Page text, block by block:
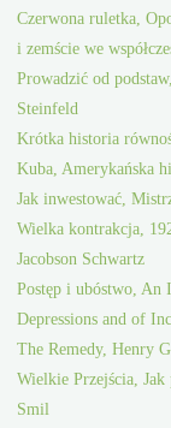
Czerwona ruletka,
i zemście we
Prowadzić od
Steinfeld
Krótka historia
Kuba, Amerykańska
Jak inwestować,
Wielka kontrakcja,
Jacobson Schwartz
Postęp i ubóstwo, An
Depressions and of
The Remedy, Henry
Wielkie Przejścia, Jak
Smil